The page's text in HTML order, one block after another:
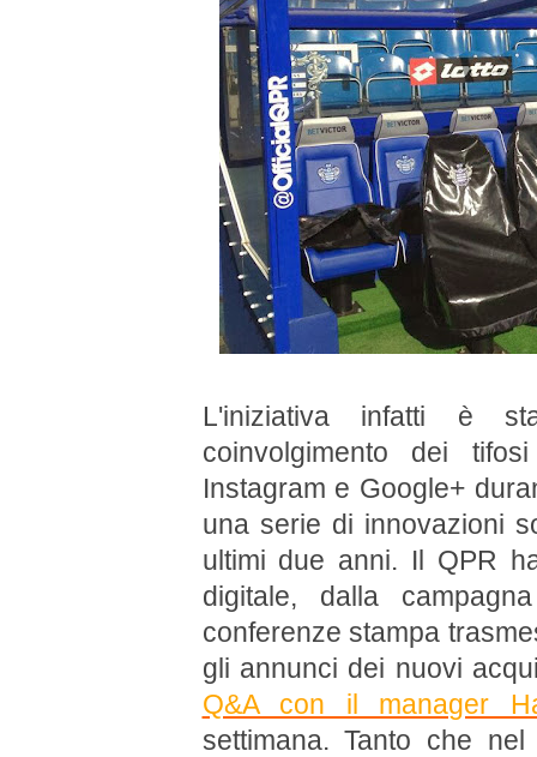
L'iniziativa infatti è
coinvolgimento dei
Instagram e Google+
una serie di innovazioni
ultimi due anni. Il QPR
digitale, dalla
conferenze stampa
gli annunci dei nuovi
Q&A con il manager
settimana. Tanto che